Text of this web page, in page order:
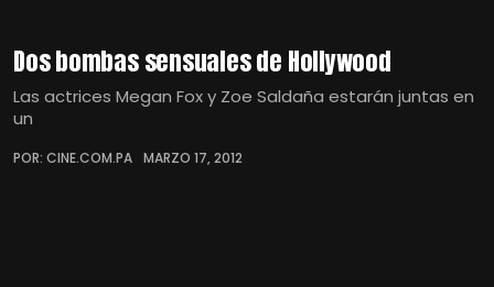
Dos bombas sensuales de Hollywood
Las actrices Megan Fox y Zoe Saldaña estarán juntas en
un
POR: CINE.COM.PA MARZO 17, 2012